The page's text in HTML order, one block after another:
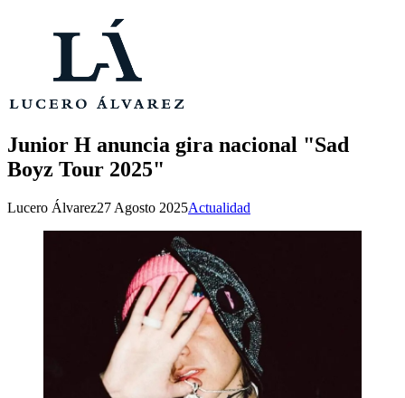
Junior H anuncia gira nacional "Sad
Boyz Tour 2025"
Lucero Álvarez27 Agosto 2025Actualidad